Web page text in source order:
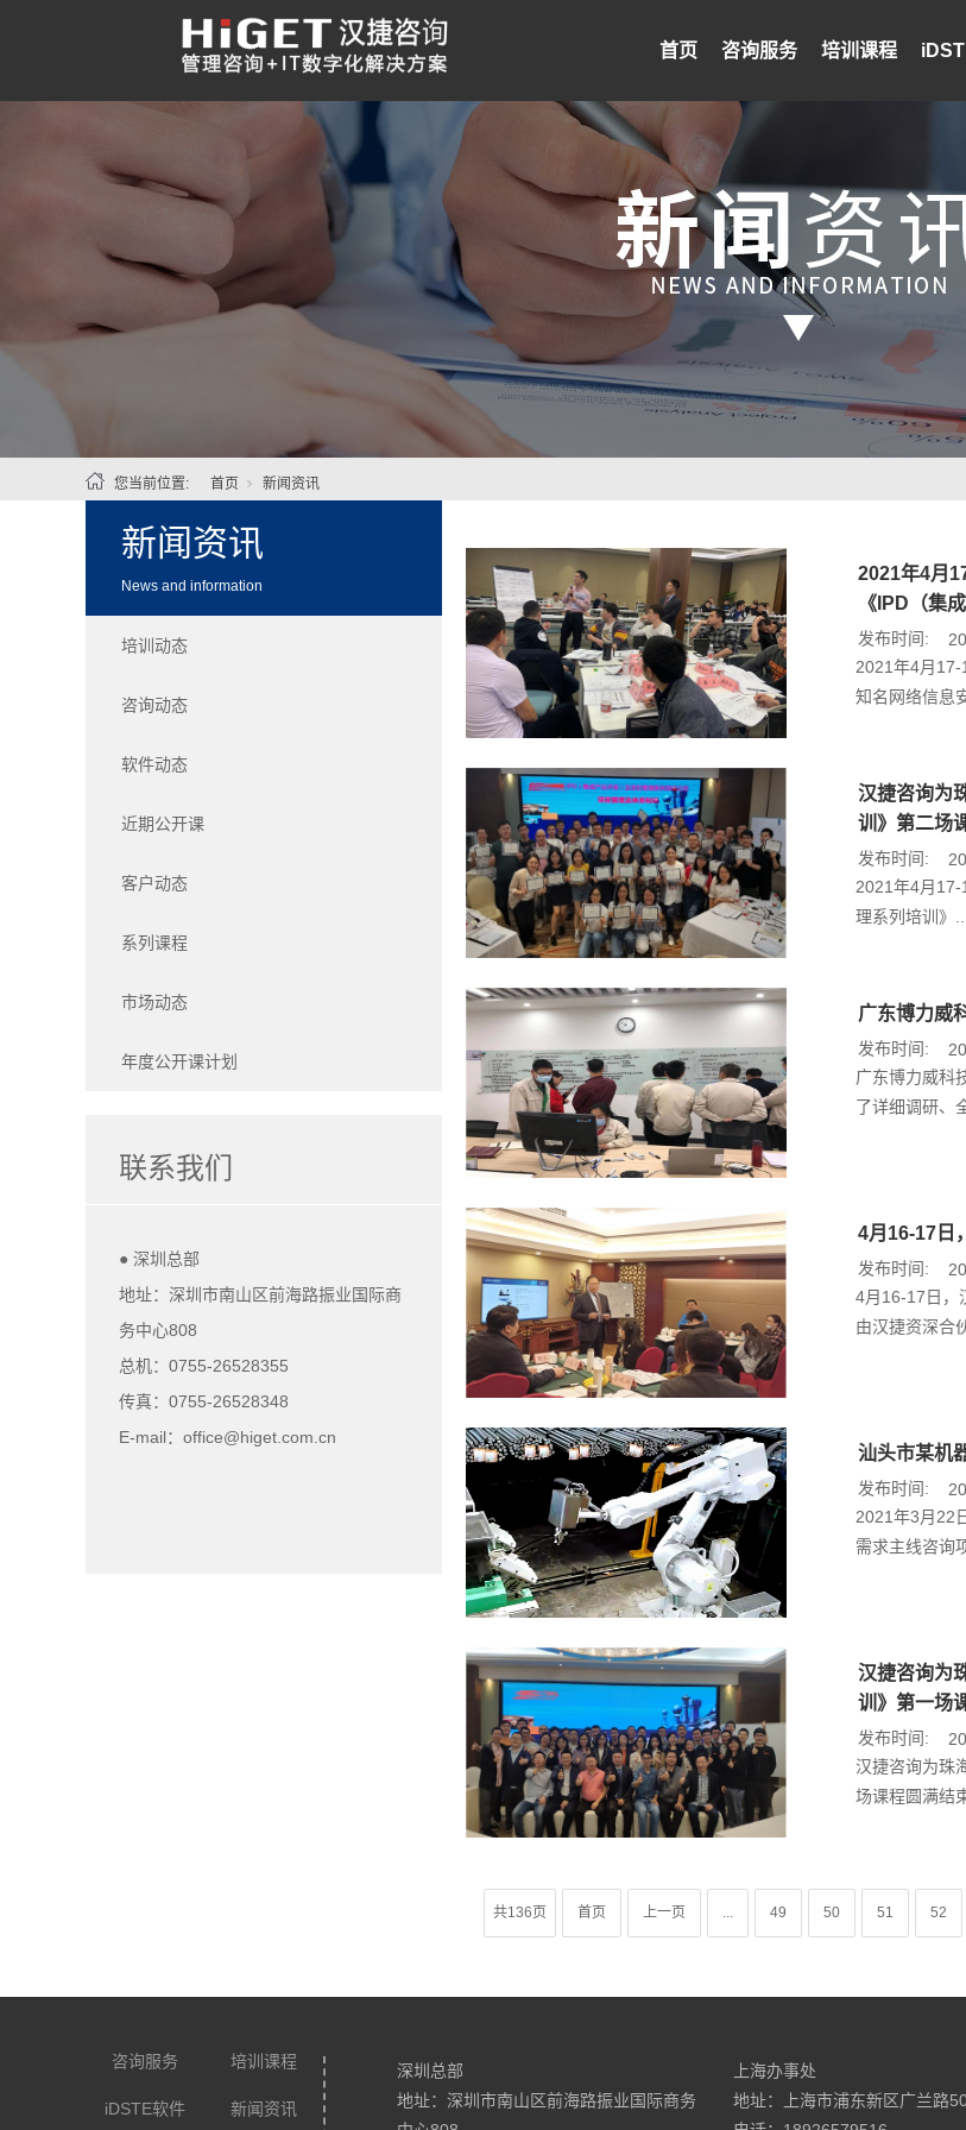
首页 咨询服务 培训课程
您当前位置: 首页 新闻资讯
新闻资讯
News and information
培训动态
咨询动态
软件动态
近期公开课
客户动态
系列课程
市场动态
年度公开课计划
联系我们
● 深圳总部
地址：深圳市南山区前海路振业国际商
务中心808
总机：0755-26528355
传真：0755-26528348
E-mail：office@higet.com.cn
2021年4月
《IPD（集
发布时间:
2021年4月17-
知名网络信息
汉捷咨询为
训》第二场
发布时间:
2021年4月17-
理系列培训》...
广东博力威
发布时间:
广东博力威科
了详细调研、
4月16-17日
发布时间:
4月16-17日，
由汉捷资深合
汕头市某机
发布时间:
2021年3月22
需求主线咨询
汉捷咨询为
训》第一场
发布时间:
汉捷咨询为珠
场课程圆满结
共136页 首页 上一页 ... 49 50 51 52
咨询服务 培训课程
iDSTE软件 新闻资讯
深圳总部
地址：深圳市南山区前海路振业国际商务
上海办事处
地址：上海市浦东新区广兰路